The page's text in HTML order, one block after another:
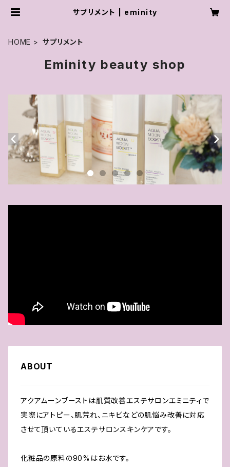
サプリメント | eminity
HOME サプリメント
Eminity beauty shop
ABOUT
アクアムーンブーストは肌質改善エステサロンエミニティで
実際にアトピー、肌荒れ、ニキビなどの肌悩み改善に対応
させて頂いているエステサロンスキンケアです。
化粧品の原料の90%はお水です。